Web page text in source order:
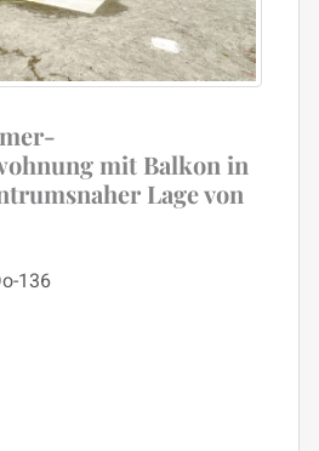
mit Balkon in
Lage von
136